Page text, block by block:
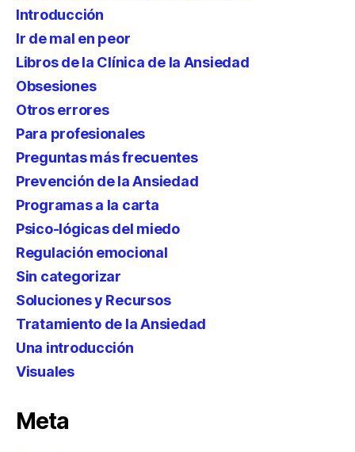
Introducción
Ir de mal en peor
Libros de la Clínica de la Ansiedad
Obsesiones
Otros errores
Para profesionales
Preguntas más frecuentes
Prevención de la Ansiedad
Programas a la carta
Psico-lógicas del miedo
Regulación emocional
Sin categorizar
Soluciones y Recursos
Tratamiento de la Ansiedad
Una introducción
Visuales
Meta